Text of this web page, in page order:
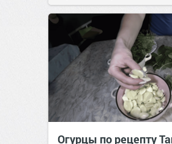
позитива!09:38Сегодня
Огурцы по рецепту